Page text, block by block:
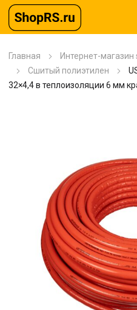
Главная Интернет-магазин
Сшитый полиэтилен
32×4,4 в теплоизоляции 6 мм